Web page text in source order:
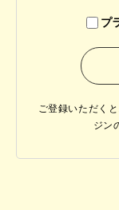
プ
ご登録いただく
ジン